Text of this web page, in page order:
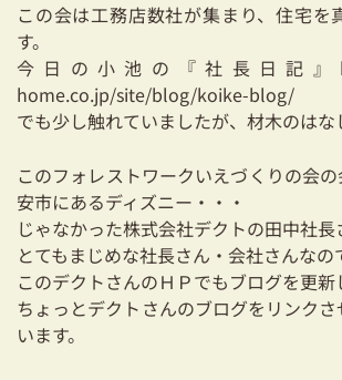
この会は工務店数社が集まり、住宅を
す。
今日の小池の『社長日記』
home.co.jp/site/blog/koike-blog/
でも少し触れていましたが、材木のはな
このフォレストワークいえづくりの会
安市にあるディズニー・・・
じゃなかった株式会社デクトの田中社長
とてもまじめな社長さん・会社さんなの
このデクトさんのＨＰでもブログを更新
ちょっとデクトさんのブログをリンク
います。